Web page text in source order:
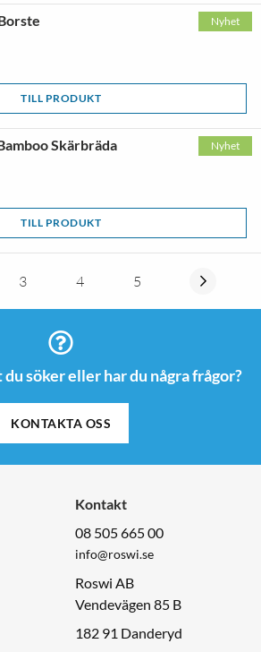
Nyhet
TILL PRODUKT
Nyhet
Skärbräda
TILL PRODUKT
3 4 5
söker eller har du några frågor?
KONTAKTA OSS
Kontakt
08 505 665 00
info@roswi.se
Roswi AB
Vendevägen 85 B
182 91 Danderyd